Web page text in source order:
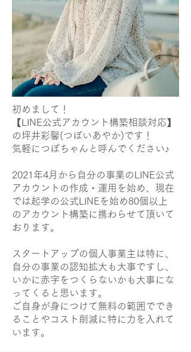
初めまして！
【LINE公式アカウント構築相談対応】
の坪井彩馨(つぼいあやか)です！
気軽につぼちゃんと呼んでください♪
2021年4月から自分の事業のLINE公式
アカウントの作成・運用を始め、現在
では起学の公式LINEを始め80個以上
のアカウント構築に携わらせて頂いて
おります。
スタートアップの個人事業主は特に、
自分の事業の認知拡大も大事ですし、
いかに赤字をつくらないかも大事にな
ってくると思います。
ご自身が身につけて無料の範囲ででき
ることやコスト削減に特に力を入れて
います。